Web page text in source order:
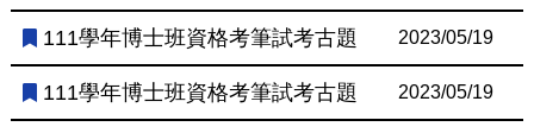
111學年博士班資格考筆試考古題 2023/05/19
111學年博士班資格考筆試考古題 2023/05/19